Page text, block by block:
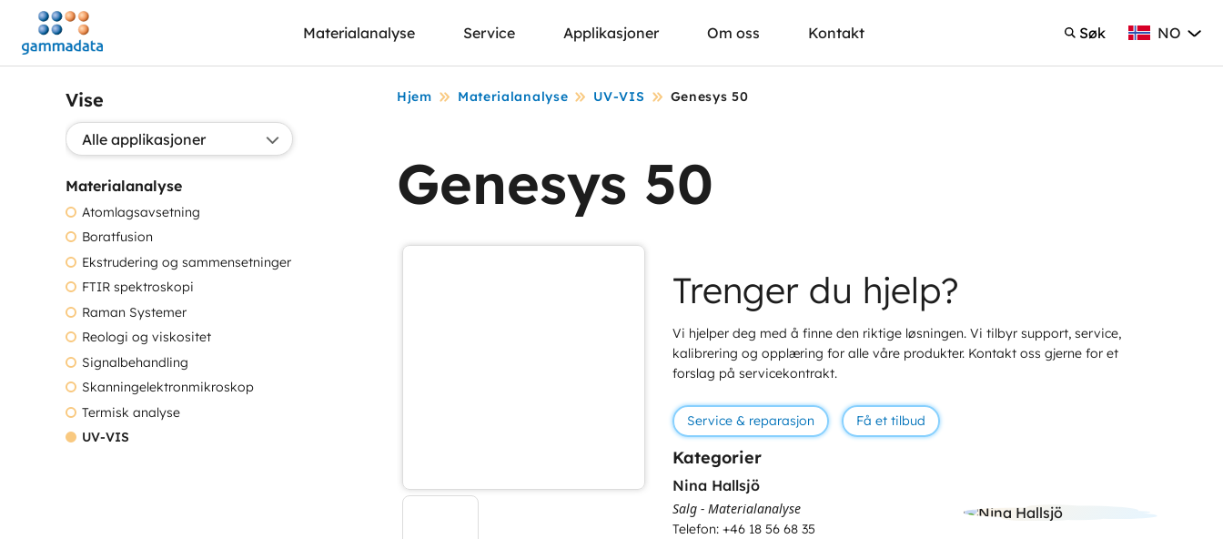
Hopp
hovedinnholdett
Materialanalyse Service Applikasjoner Om oss Kontakt Søk
Søk NorskNO
Vise
Valg applikasjon:
Materialanalyse
Atomlagsavsetning
Boratfusion
Ekstrudering og sammensetninger
FTIR spektroskopi
Raman Systemer
Reologi og viskositet
Signalbehandling
Skanningelektronmikroskop
Termisk analyse
UV-VIS
Hjem Materialanalyse UV-VIS Genesys 50
Genesys 50
Trenger du hjelp?
Vi hjelper deg med å finne den riktige løsningen. Vi tilbyr support, service,
kalibrering og opplæring for alle våre produkter. Kontakt oss gjerne for et
forslag på servicekontrakt.
Service & reparasjon Få et tilbud
Kategorier
Nina Hallsjö
Salg - Materialanalyse
Telefon: +46 18 56 68 35